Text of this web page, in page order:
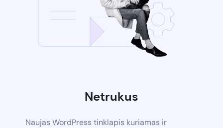
Netrukus
Naujas WordPress tinklapis kuriamas ir